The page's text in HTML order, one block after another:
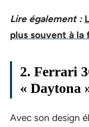
Lire également :
plus souvent à la
2. Ferrari
« Daytona
Avec son design